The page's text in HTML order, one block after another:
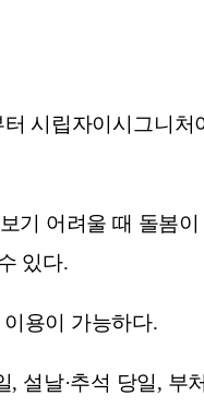
시립자이시그니처
기 어려울 때 돌봄
있다.
용이 가능하다.
설날·추석 당일,